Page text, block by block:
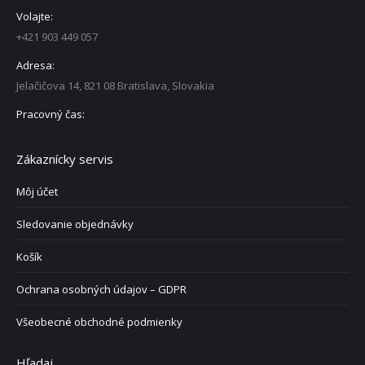
Volajte:
+421 903 449 057
Adresa:
Jelačičova 14, 821 08 Bratislava, Slovakia
Pracovný čas:
Zákaznícky servis
Môj účet
Sledovanie objednávky
Košík
Ochrana osobných údajov – GDPR
Všeobecné obchodné podmienky